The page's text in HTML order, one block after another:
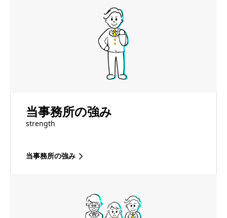
当事務所の強み
strength
当事務所の強み